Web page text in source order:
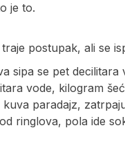
je to.
postupak, ali se
sipa se pet
vode, kilogram
paradajz,
ringlova, pola ide